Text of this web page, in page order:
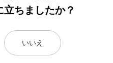
ちましたか？
いいえ